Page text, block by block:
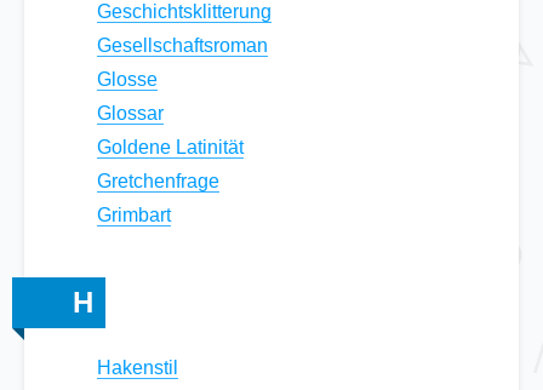
Geschichtsklitterung
Gesellschaftsroman
Glosse
Glossar
Goldene Latinität
Gretchenfrage
Grimbart
H
Hakenstil